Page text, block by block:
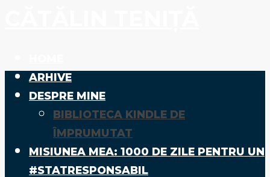
ARHIVE
DESPRE MINE
BIBLIOTECA KINDLE DE
ÎMPRUMUTAT
MISIUNEA MEA: 1000 DE ZILE PENTRU UN
#STATRESPONSABIL